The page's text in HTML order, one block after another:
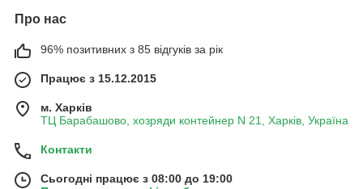
Про нас
96% позитивних з 85 відгуків за рік
Працює з 15.12.2015
м. Харків
ТЦ Барабашово, хозряди контейнер N 21, Харків, Україна
Контакти
Сьогодні працює з 08:00 до 19:00